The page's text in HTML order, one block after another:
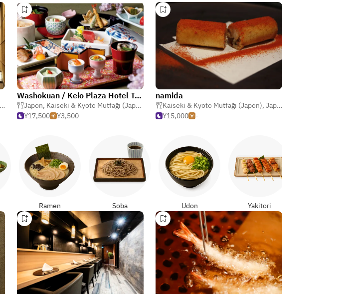
Shabu Shabu (Sıcak Çömlek)
Washokuan / Keio Plaza Hotel Tokyo
Japon, Kaiseki & Kyoto Mutfağı (Japon)
¥17,500
¥3,500
namida
Kaiseki & Kyoto Mutfağı (Japon), Japon
¥15,000
-
Ramen Soba Udon Yakitori